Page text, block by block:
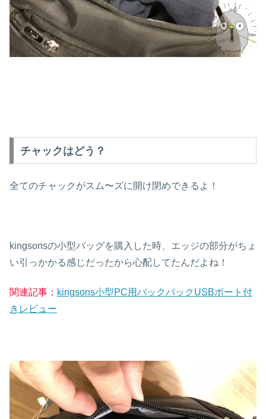
チャックはどう？
全てのチャックがスム〜ズに開け閉めできるよ！
kingsonsの小型バッグを購入した時、エッジの部分がちょ
い引っかかる感じだったから心配してたんだよね！
関連記事： kingsons小型PC用バックパックUSBポート付
きレビュー